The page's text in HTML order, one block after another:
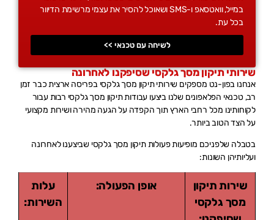
במייל, וואטסאפ ו-SMS ושאוכל להסיר את עצמי מרשימת הדיוור
בכל עת.
לשיחה עם טכנאי >>
שירותי תיקון מסך גלקסי שסיפקנו לאחרונה
אנחנו בפון-נט מספקים שירותי תיקון מסך גלקסי בפריסה ארצית כבר זמן
רב, טכנאי הפלאפונים שלנו ביצעו עבודות תיקון מסך גלקסי רבות עבור
לקוחותינו מכל רחבי הארץ תוך הקפדה על הגעה מהירה ושירות מקצועי
על הצד הטוב ביותר.
בטבלה שלפניכם מופיעות פעולות תיקון מסך גלקסי שביצענו לאחרונה
ועליותיהן השונות:
שירות תיקון
מסך גלקסי
אופן הפעולה:
עלות
השירות: